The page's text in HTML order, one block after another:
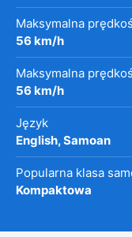
Maksymalna
56 km/h
Maksymalna
56 km/h
Język
English, Samoan
Popularna klasa
Kompaktowa